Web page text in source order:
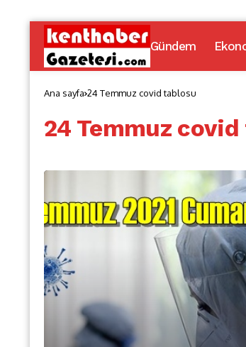
Gündem
Ana sayfa 24 Temmuz covid tablosu
24 Temmuz